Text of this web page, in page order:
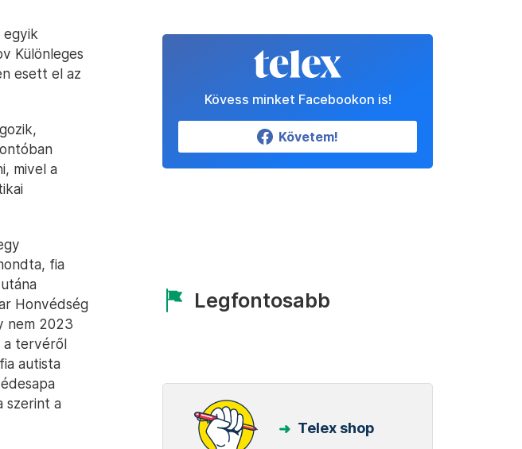
egyik
Különleges
esett el az
mivel a
fia
Honvédség
nem 2023
a tervéről
autista
szerint a
Kövess minket Facebookon is!
Követem!
Legfontosabb
Telex shop